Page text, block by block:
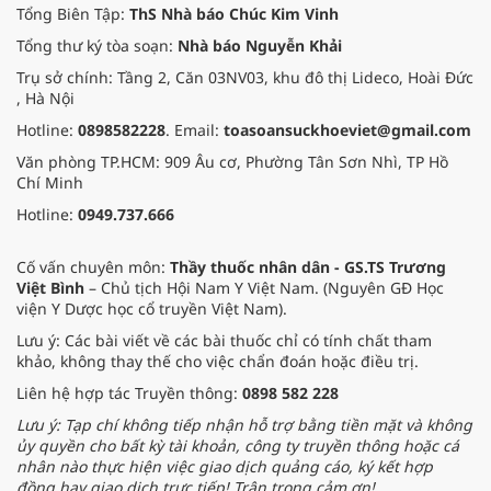
Tổng Biên Tập: ThS Nhà báo Chúc Kim Vinh
Tổng thư ký tòa soạn: Nhà báo Nguyễn Khải
Trụ sở chính: Tầng 2, Căn 03NV03, khu đô thị Lideco, Hoài Đức
, Hà Nội
Hotline: 0898582228. Email: toasoansuckhoeviet@gmail.com
Văn phòng TP.HCM: 909 Âu cơ, Phường Tân Sơn Nhì, TP Hồ
Chí Minh
Hotline: 0949.737.666
Cố vấn chuyên môn: Thầy thuốc nhân dân - GS.TS Trương
Việt Bình – Chủ tịch Hội Nam Y Việt Nam. (Nguyên GĐ Học
viện Y Dược học cổ truyền Việt Nam).
Lưu ý: Các bài viết về các bài thuốc chỉ có tính chất tham
khảo, không thay thế cho việc chẩn đoán hoặc điều trị.
Liên hệ hợp tác Truyền thông: 0898 582 228
Lưu ý: Tạp chí không tiếp nhận hỗ trợ bằng tiền mặt và không
ủy quyền cho bất kỳ tài khoản, công ty truyền thông hoặc cá
nhân nào thực hiện việc giao dịch quảng cáo, ký kết hợp